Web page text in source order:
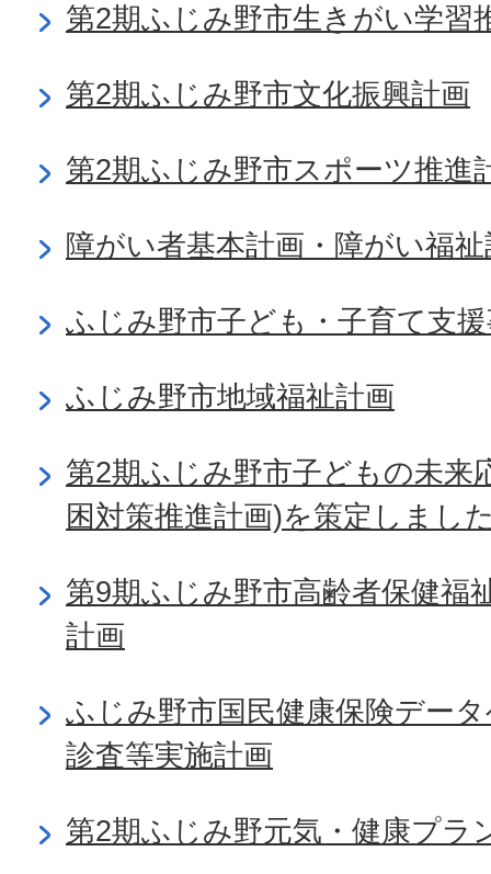
第2期ふじみ野市生きがい学習
第2期ふじみ野市文化振興計画
第2期ふじみ野市スポーツ推進
障がい者基本計画・障がい福
ふじみ野市子ども・子育て支
ふじみ野市地域福祉計画
第2期ふじみ野市子どもの未来
困対策推進計画)を策定しまし
第9期ふじみ野市高齢者保健福
計画
ふじみ野市国民健康保険デー
診査等実施計画
第2期ふじみ野元気・健康プラ